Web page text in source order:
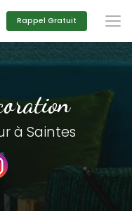
Rappel Gratuit
à Saintes